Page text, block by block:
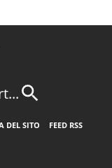
DEL SITO
FEED RSS